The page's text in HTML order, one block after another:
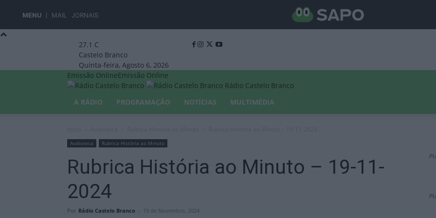
MENU MAIL JORNAIS
27.1 C
Castelo Branco
Quinta-feira, Agosto 6, 2026
Emissão OnlineEmissão Online
Rádio Castelo Branco
A RÁDIO
PROGRAMAÇÃO NOTÍCIAS MULTIMÉDIA
Audioteca Rubrica História ao Minuto
Rubrica História ao Minuto – 19-11-
2024
Por Rádio Castelo Branco - 19 de Novembro, 2024